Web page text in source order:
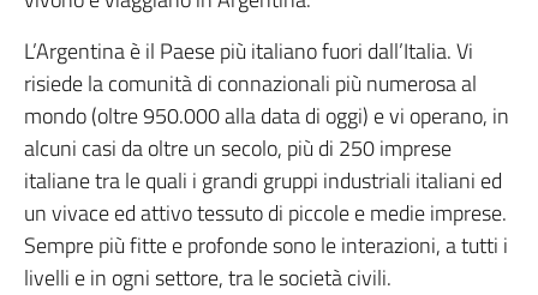
L’Argentina è il Paese più italiano fuori dall’Italia. Vi
risiede la comunità di connazionali più numerosa al
mondo (oltre 950.000 alla data di oggi) e vi operano, in
alcuni casi da oltre un secolo, più di 250 imprese
italiane tra le quali i grandi gruppi industriali italiani ed
un vivace ed attivo tessuto di piccole e medie imprese.
Sempre più fitte e profonde sono le interazioni, a tutti i
livelli e in ogni settore, tra le società civili.